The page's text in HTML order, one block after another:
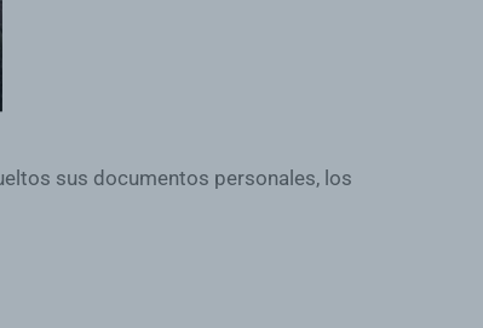
sus documentos personales, los